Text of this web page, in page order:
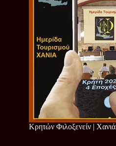
Κρητών Φιλοξενείν | Χανιά